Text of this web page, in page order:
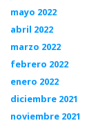
mayo 2022
abril 2022
marzo 2022
febrero 2022
enero 2022
diciembre 2021
noviembre 2021